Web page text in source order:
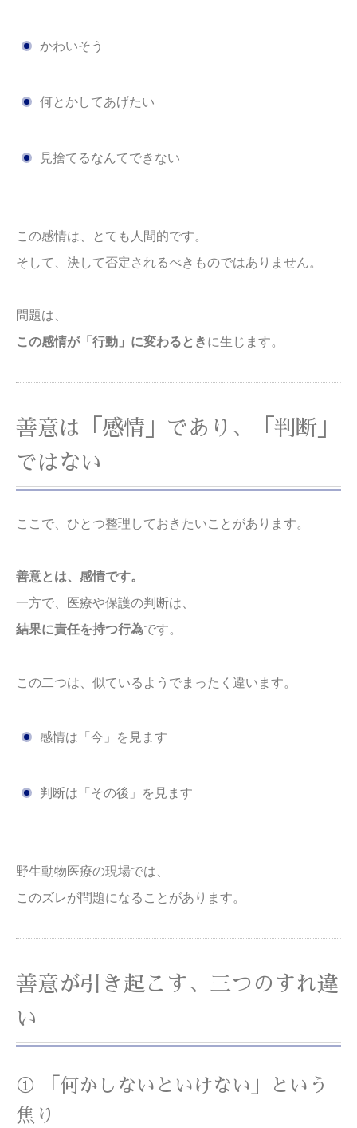
かわいそう
何とかしてあげたい
見捨てるなんてできない
この感情は、とても人間的です。
そして、決して否定されるべきものではありません。
問題は、
この感情が「行動」に変わるとき に生じます。
善意は「感情」であり、「判断」
ではない
ここで、ひとつ整理しておきたいことがあります。
善意とは、感情です。
一方で、医療や保護の判断は、
結果に責任を持つ行為です。
この二つは、似ているようでまったく違います。
感情は「今」を見ます
判断は「その後」を見ます
野生動物医療の現場では、
このズレが問題になることがあります。
善意が引き起こす、三つのすれ違
い
① 「何かしないといけない」という
焦り